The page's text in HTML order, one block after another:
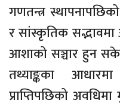
गणतन्त्र
र सांस्कृतिक
आशाको सञ्चार हुन
तथ्याङ्कका
प्राप्तिपछिको